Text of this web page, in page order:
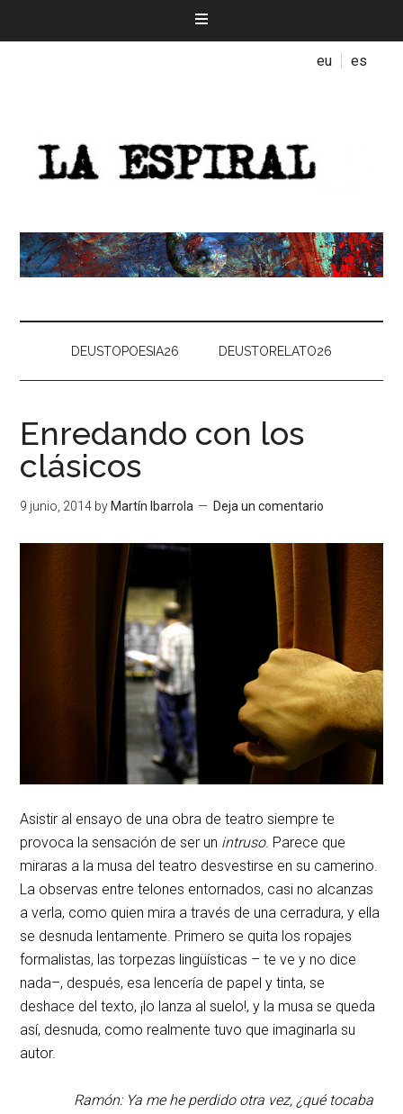
eu es
DEUSTOPOESIA26 DEUSTORELATO26
Enredando con los
clásicos
9 junio, 2014 by Martín Ibarrola Deja un comentario
Asistir al ensayo de una obra de teatro siempre te
provoca la sensación de ser un intruso. Parece que
miraras a la musa del teatro desvestirse en su camerino.
La observas entre telones entornados, casi no alcanzas
a verla, como quien mira a través de una cerradura, y ella
se desnuda lentamente. Primero se quita los ropajes
formalistas, las torpezas lingüísticas – te ve y no dice
nada–, después, esa lencería de papel y tinta, se
deshace del texto, ¡lo lanza al suelo!, y la musa se queda
así, desnuda, como realmente tuvo que imaginarla su
autor.
Ramón: Ya me he perdido otra vez, ¿qué tocaba